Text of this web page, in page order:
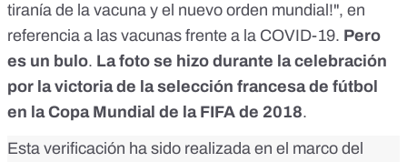
tiranía de la vacuna y el nuevo orden mundial!", en
referencia a las vacunas frente a la COVID-19. Pero
es un bulo. La foto se hizo durante la celebración
por la victoria de la selección francesa de fútbol
en la Copa Mundial de la FIFA de 2018.
Esta verificación ha sido realizada en el marco del